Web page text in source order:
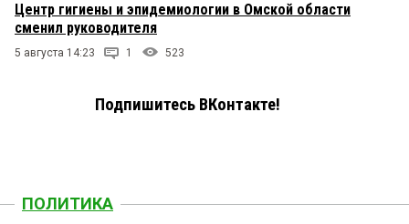
Центр гигиены и эпидемиологии в Омской области
сменил руководителя
5 августа 14:23 1 523
Подпишитесь ВКонтакте!
ПОЛИТИКА